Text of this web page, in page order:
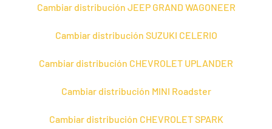
Cambiar distribución JEEP GRAND WAGONEER
Cambiar distribución SUZUKI CELERIO
Cambiar distribución CHEVROLET UPLANDER
Cambiar distribución MINI Roadster
Cambiar distribución CHEVROLET SPARK